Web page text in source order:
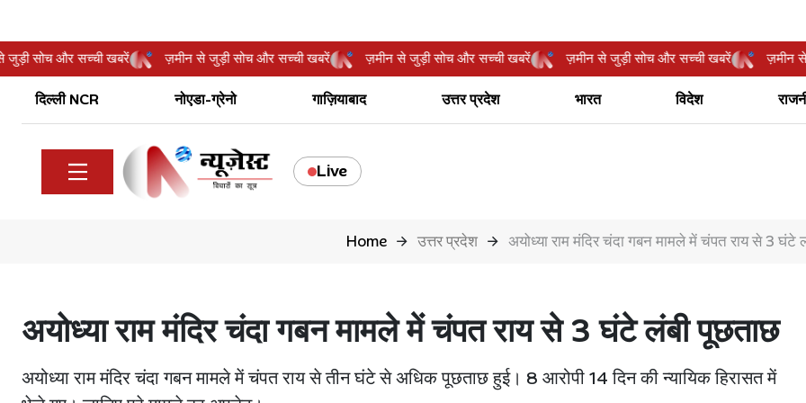
से जुड़ी सोच और सच्ची खबरें ज़मीन से जुड़ी सोच और सच्ची खबरें ज़मीन से जुड़ी सोच और सच्ची खबरें ज़मीन से जुड़ी सोच और सच्ची खबरें
दिल्ली NCR नोएडा-ग्रेनो गाज़ियाबाद उत्तर प्रदेश भारत विदेश
Live
Home उत्तर प्रदेश अयोध्या राम मंदिर चंदा गबन मामले में चंपत राय से 3 घंटे
अयोध्या राम मंदिर चंदा गबन मामले में चंपत राय से 3 घंटे लंबी पूछताछ
अयोध्या राम मंदिर चंदा गबन मामले में चंपत राय से तीन घंटे से अधिक पूछताछ हुई। 8 आरोपी 14 दिन की न्यायिक हिरासत में